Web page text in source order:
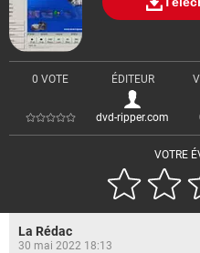
VOTRE
0 VOTE ÉDITEUR
dvd-ripper.com
La Rédac
30 mai 2022 18:13